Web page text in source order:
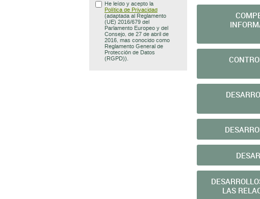
LAS
He leído y acepto la
Política de Privacidad
(adaptada al Reglamento
(UE) 2016/679 del
Parlamento Europeo y del
Consejo, de 27 de abril de
2016, mas conocido como
Reglamento General de
Protección de Datos
(RGPD)).